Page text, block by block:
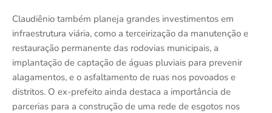
Claudiênio também planeja grandes investimentos em
infraestrutura viária, como a terceirização da manutenção e
restauração permanente das rodovias municipais, a
implantação de captação de águas pluviais para prevenir
alagamentos, e o asfaltamento de ruas nos povoados e
distritos. O ex-prefeito ainda destaca a importância de
parcerias para a construção de uma rede de esgotos nos